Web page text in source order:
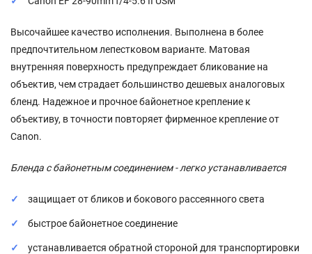
Высочайшее качество исполнения. Выполнена в более
предпочтительном лепестковом варианте. Матовая
внутренняя поверхность предупреждает бликование на
объектив, чем страдает большинство дешевых аналоговых
бленд. Надежное и прочное байонетное крепление к
объективу, в точности повторяет фирменное крепление от
Canon.
Бленда с байонетным соединением - легко устанавливается
защищает от бликов и бокового рассеянного света
быстрое байонетное соединение
устанавливается обратной стороной для транспортировки